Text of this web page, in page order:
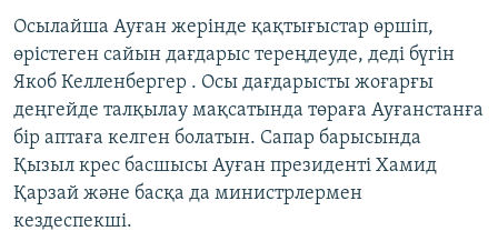
Search
ӘЛЕМ
АРНАЙЫ ЖОБАЛАР
Русский
ЖАЗЫЛЫҢЫЗ
Осылайша Ауған жерінде қақтығыстар өршіп,
өрістеген сайын дағдарыс тереңдеуде, деді бүгін
Якоб Келленбергер . Осы дағдарысты жоғарғы
деңгейде талқылау мақсатында төраға Ауғанстанға
бір аптаға келген болатын. Сапар барысында
Қызыл крес басшысы Ауған президенті Хамид
Қарзай және басқа да министрлермен
кездеспекші.